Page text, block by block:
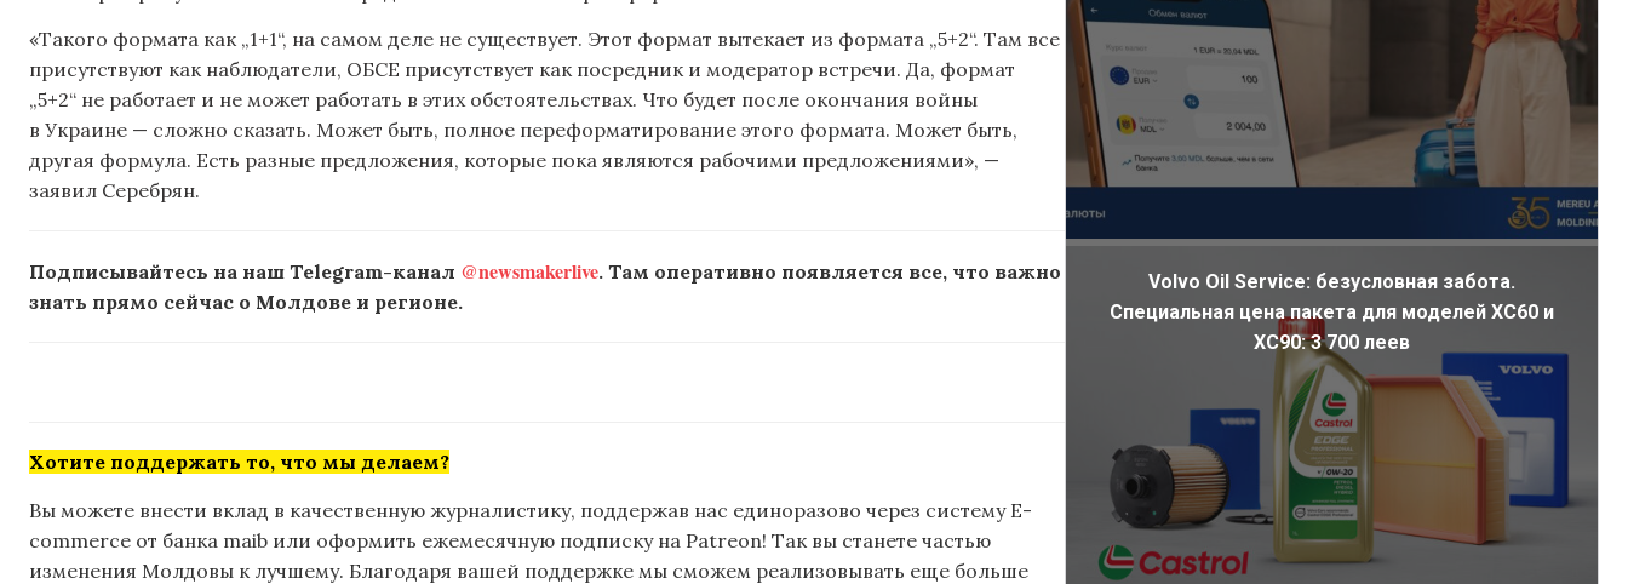
«Такого формата как „1+1“, на самом деле не существует. Этот формат вытекает из формата „5+2“. Там все
присутствуют как наблюдатели, ОБСЕ присутствует как посредник и модератор встречи. Да, формат
„5+2“ не работает и не может работать в этих обстоятельствах. Что будет после окончания войны
в Украине — сложно сказать. Может быть, полное переформатирование этого формата. Может быть,
другая формула. Есть разные предложения, которые пока являются рабочими предложениями», —
заявил Серебрян.
Подписывайтесь на наш Telegram-канал @newsmakerlive. Там оперативно появляется все, что важно
знать прямо сейчас о Молдове и регионе.
Хотите поддержать то, что мы делаем?
Вы можете внести вклад в качественную журналистику, поддержав нас единоразово через систему E-
commerce от банка maib или оформить ежемесячную подписку на Patreon! Так вы станете частью
изменения Молдовы к лучшему. Благодаря вашей поддержке мы сможем реализовывать еще больше
Volvo Oil Service: безусловная забота.
Специальная цена пакета для моделей XC60 и
XC90: 3 700 леев